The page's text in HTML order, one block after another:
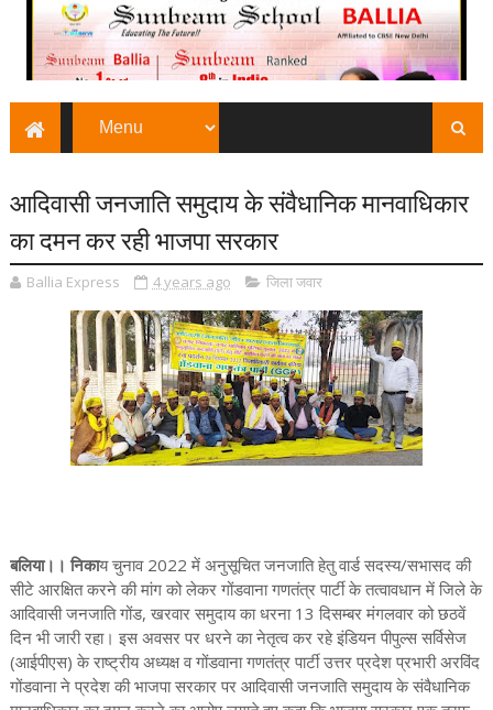
आदिवासी जनजाति समुदाय के संवैधानिक मानवाधिकार
का दमन कर रही भाजपा सरकार
Ballia Express 4 years ago जिला जवार
बलिया।। निकाय चुनाव 2022 में अनुसूचित जनजाति हेतु वार्ड सदस्य/सभासद की
सीटे आरक्षित करने की मांग को लेकर गोंडवाना गणतंत्र पार्टी के तत्वावधान में जिले के
आदिवासी जनजाति गोंड, खरवार समुदाय का धरना 13 दिसम्बर मंगलवार को छठवें
दिन भी जारी रहा। इस अवसर पर धरने का नेतृत्व कर रहे इंडियन पीपुल्स सर्विसेज
(आईपीएस) के राष्ट्रीय अध्यक्ष व गोंडवाना गणतंत्र पार्टी उत्तर प्रदेश प्रभारी अरविंद
गोंडवाना ने प्रदेश की भाजपा सरकार पर आदिवासी जनजाति समुदाय के संवैधानिक